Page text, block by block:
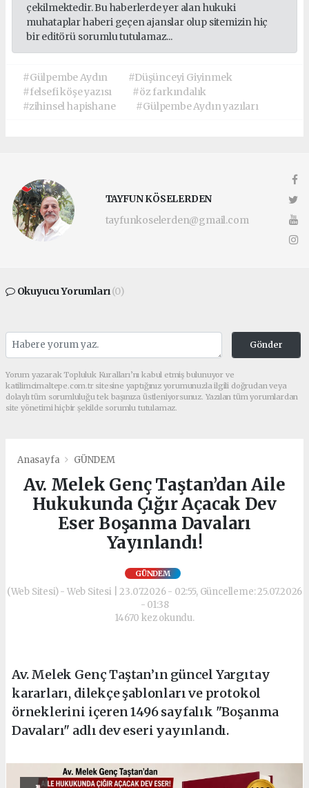
çekilmektedir. Bu haberlerde yer alan hukuki
muhataplar haberi geçen ajanslar olup sitemizin hiç
bir editörü sorumlu tutulamaz...
#Gülpembe Aydın
#Düşünceyi Giyinmek
#felsefi köşe yazısı
#öz farkındalık
#zihinsel hapishane
#Gülpembe Aydın yazıları
TAYFUN KÖSELERDEN
tayfunkoselerden@gmail.com
Okuyucu Yorumları(0)
Gönder
Yorum yazarak Topluluk Kuralları’nı kabul etmiş bulunuyor ve
katilimcimaltepe.com.tr sitesine yaptığınız yorumunuzla ilgili doğrudan veya
dolaylı tüm sorumluluğu tek başınıza üstleniyorsunuz. Yazılan tüm yorumlardan
site yönetimi hiçbir şekilde sorumlu tutulamaz.
Anasayfa GÜNDEM
Av. Melek Genç Taştan’dan Aile
Hukukunda Çığır Açacak Dev
Eser Boşanma Davaları
Yayınlandı!
GÜNDEM
(Web Sitesi) - Web Sitesi | 23.07.2026 - 02:55, Güncelleme: 25.07.2026
- 01:38
14670 kez okundu.
Av. Melek Genç Taştan’ın güncel Yargıtay
kararları, dilekçe şablonları ve protokol
örneklerini içeren 1496 sayfalık "Boşanma
Davaları" adlı dev eseri yayınlandı.